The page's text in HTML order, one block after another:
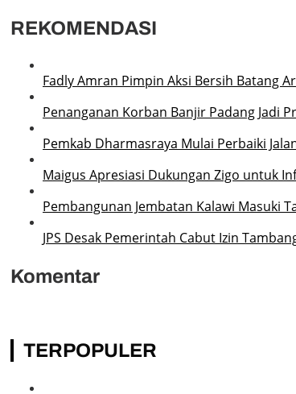
REKOMENDASI
Fadly Amran Pimpin Aksi Bersih Batang
Penanganan Korban Banjir Padang Jadi
Pemkab Dharmasraya Mulai Perbaiki
Maigus Apresiasi Dukungan Zigo untuk
Pembangunan Jembatan Kalawi Masuki
JPS Desak Pemerintah Cabut Izin
Komentar
TERPOPULER